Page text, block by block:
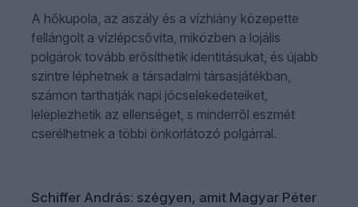
A hőkupola, az aszály és a vízhiány közepette
fellángolt a vízlépcsővita, miközben a lojális
polgárok tovább erősíthetik identitásukat, és újabb
szintre léphetnek a társadalmi társasjátékban,
számon tarthatják napi jócselekedeteiket,
leleplezhetik az ellenséget, s minderről eszmét
cserélhetnek a többi önkorlátozó polgárral.
Schiffer András: szégyen, amit Magyar Péter